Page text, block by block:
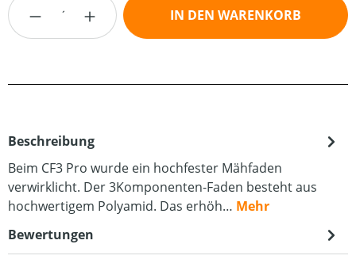
IN DEN WARENKORB
Beschreibung
Beim CF3 Pro wurde ein hochfester Mähfaden
verwirklicht. Der 3Komponenten-Faden besteht aus
hochwertigem Polyamid. Das erhöh… Mehr
Bewertungen